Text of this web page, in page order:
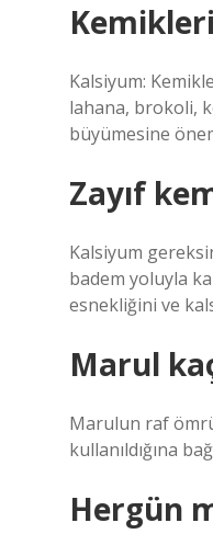
Kalsiyum:
lahana, brokoli,
büyümesine
Zayıf
Kalsiyum
badem yoluyla
esnekliğini ve
Marul
Marulun raf
kullanıldığına
Hergün